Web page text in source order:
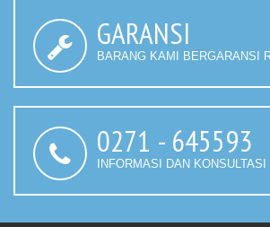
GARANSI
BARANG KAMI BERGARANSI
0271 - 645593
INFORMASI DAN KONSULTASI